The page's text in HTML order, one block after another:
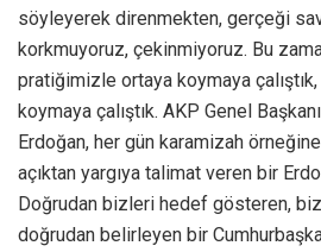
söyleyerek direnmekten, gerçeği
korkmuyoruz, çekinmiyoruz. Bu
pratiğimizle ortaya koymaya çalıştık,
koymaya çalıştık. AKP Genel
Erdoğan, her gün karamizah
açıktan yargıya talimat veren bir
Doğrudan bizleri hedef gösteren,
doğrudan belirleyen bir